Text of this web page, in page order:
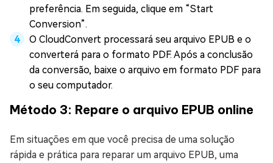
preferência. Em seguida, clique em “Start
Conversion”.
O CloudConvert processará seu arquivo EPUB e o
converterá para o formato PDF. Após a conclusão
da conversão, baixe o arquivo em formato PDF para
o seu computador.
Método 3: Repare o arquivo EPUB online
Em situações em que você precisa de uma solução
rápida e prática para reparar um arquivo EPUB, uma